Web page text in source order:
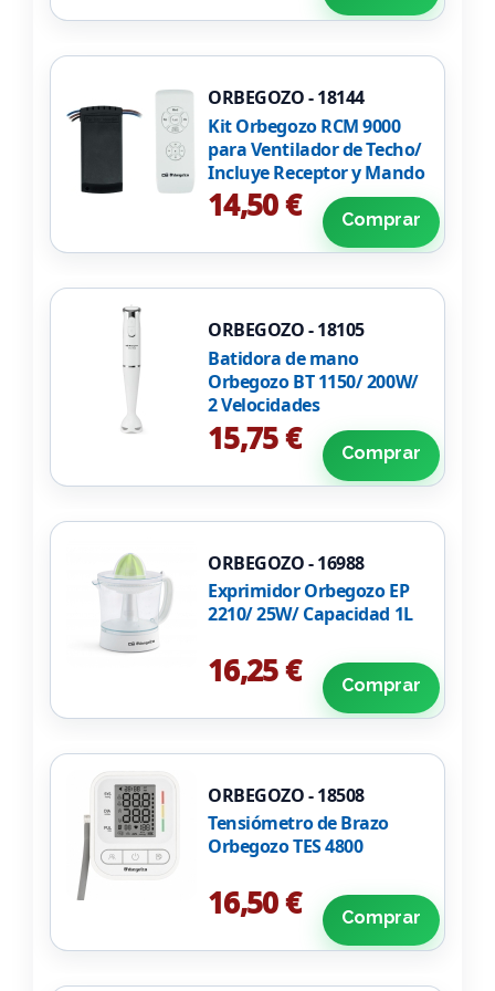
ORBEGOZO - 18144
Kit Orbegozo RCM 9000
para Ventilador de Techo/
Incluye Receptor y Mando
a Distancia
14,50 € Comprar
ORBEGOZO - 18105
Batidora de mano
Orbegozo BT 1150/ 200W/
2 Velocidades
15,75 € Comprar
ORBEGOZO - 16988
Exprimidor Orbegozo EP
2210/ 25W/ Capacidad 1L
16,25 € Comprar
ORBEGOZO - 18508
Tensiómetro de Brazo
Orbegozo TES 4800
16,50 € Comprar